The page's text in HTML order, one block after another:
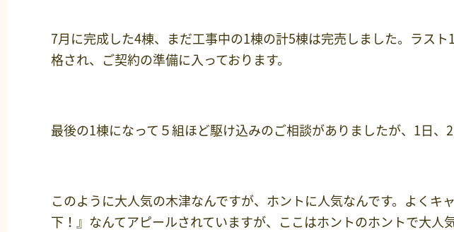
7月に完成した4棟、まだ工事中の1棟の計5棟は完売しました。ラス
格され、ご契約の準備に入っております。
最後の1棟になって５組ほど駆け込みのご相談がありましたが、1日、
このように大人気の木津なんですが、ホントに人気なんです。よく
下！』なんてアピールされていますが、ここはホントのホントで大人